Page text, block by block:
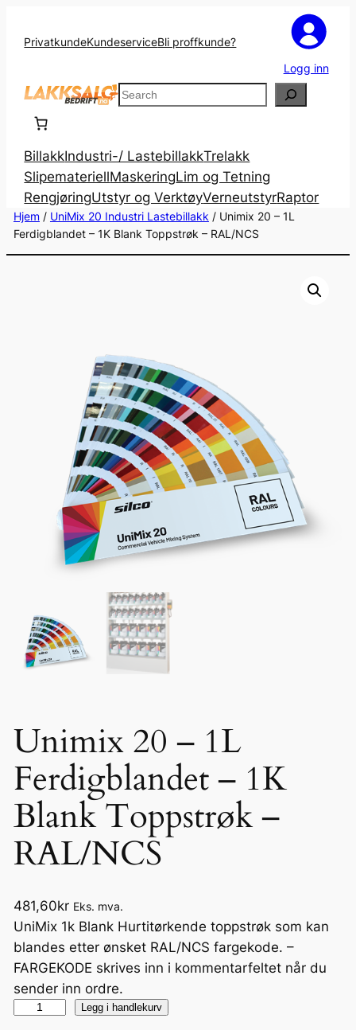
PrivatkundeKundeserviceBli proffkunde?
Logg inn
Search
BillakkIndustri-/ LastebillakkTrelakk
SlipemateriellMaskeringLim og Tetning
RengjøringUtstyr og VerktøyVerneutstyrRaptor
Hjem/ UniMix 20 Industri Lastebillakk / Unimix 20 – 1L
Ferdigblandet – 1K Blank Toppstrøk – RAL/NCS
Unimix 20 – 1L
Ferdigblandet – 1K
Blank Toppstrøk –
RAL/NCS
481,60kr Eks. mva.
UniMix 1k Blank Hurtitørkende toppstrøk som kan
blandes etter ønsket RAL/NCS fargekode. –
FARGEKODE skrives inn i kommentarfeltet når du
sender inn ordre.
Legg i handlekurv